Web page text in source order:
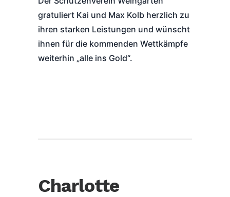
gratuliert Kai und Max Kolb herzlich zu
ihren starken Leistungen und wünscht
ihnen für die kommenden Wettkämpfe
weiterhin „alle ins Gold“.
Charlotte